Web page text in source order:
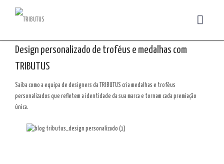
Design personalizado de troféus e medalhas com
TRIBUTUS
Saiba como a equipa de designers da TRIBUTUS cria medalhas e troféus
personalizados que refletem a identidade da sua marca e tornam cada premiação
única.